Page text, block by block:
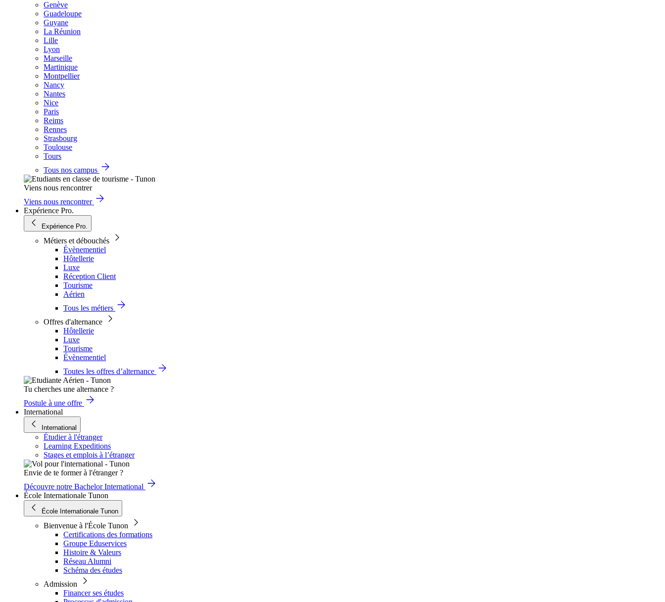
Genève
Guadeloupe
Guyane
La Réunion
Lille
Lyon
Marseille
Martinique
Montpellier
Nancy
Nantes
Nice
Paris
Reims
Rennes
Strasbourg
Toulouse
Tours
Tous nos campus
Viens nous rencontrer
Viens nous rencontrer
Expérience Pro.
Expérience Pro.
Métiers et débouchés
Évènementiel
Hôtellerie
Luxe
Réception Client
Tourisme
Aérien
Tous les métiers
Offres d'alternance
Hôtellerie
Luxe
Tourisme
Évènementiel
Toutes les offres d’alternance
Tu cherches une alternance ?
Postule à une offre
International
International
Étudier à l'étranger
Learning Expeditions
Stages et emplois à l’étranger
Envie de te former à l'étranger ?
Découvre notre Bachelor International
École Internationale Tunon
École Internationale Tunon
Bienvenue à l'École Tunon
Certifications des formations
Groupe Eduservices
Histoire & Valeurs
Réseau Alumni
Schéma des études
Admission
Financer ses études